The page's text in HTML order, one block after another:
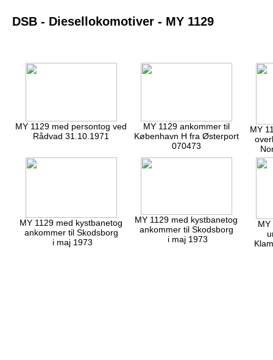
DSB - Diesellokomotiver - MY 1129
MY 1129 med persontog ved
Rådvad 31.10.1971
MY 1129 ankommer til
København H fra Østerport
070473
MY
MY 1129 med kystbanetog
ankommer til Skodsborg
i maj 1973
MY 1129 med kystbanetog
ankommer til Skodsborg
i maj 1973
MY